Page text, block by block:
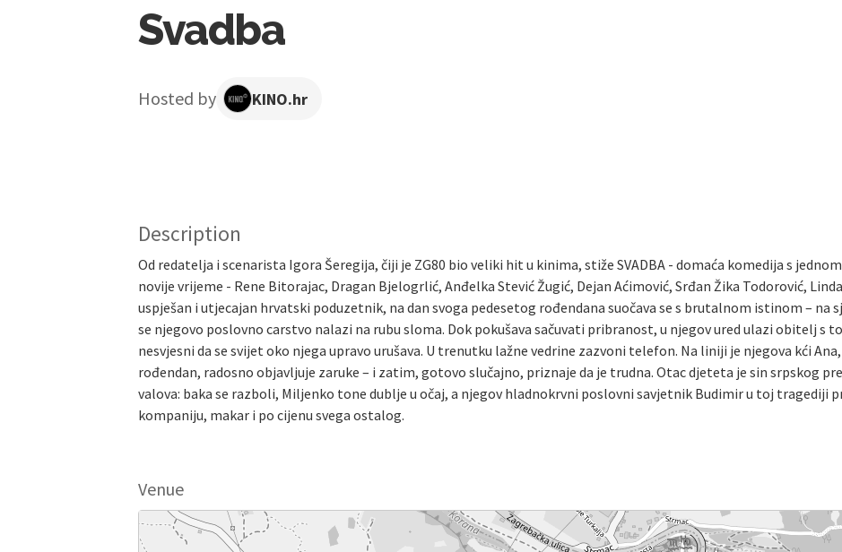
Svadba
Hosted by KINO.hr
Description
Od redatelja i scenarista Igora Šeregija, čiji je ZG80 bio veliki hit u kinima, stiže SVADBA - domaća komedija s
novije vrijeme - Rene Bitorajac, Dragan Bjelogrlić, Anđelka Stević Žugić, Dejan Aćimović, Srđan Žika Todorović,
uspješan i utjecajan hrvatski poduzetnik, na dan svoga pedesetog rođendana suočava se s brutalnom istinom – na
se njegovo poslovno carstvo nalazi na rubu sloma. Dok pokušava sačuvati pribranost, u njegov ured ulazi obitelj s
nesvjesni da se svijet oko njega upravo urušava. U trenutku lažne vedrine zazvoni telefon. Na liniji je njegova kći
rođendan, radosno objavljuje zaruke – i zatim, gotovo slučajno, priznaje da je trudna. Otac djeteta je sin srpskog
valova: baka se razboli, Miljenko tone dublje u očaj, a njegov hladnokrvni poslovni savjetnik Budimir u toj tragediji
kompaniju, makar i po cijenu svega ostalog.
Venue